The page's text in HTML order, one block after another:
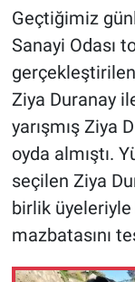
Geçtiğimiz
Sanayi Odası
Ziya Duranay
yarışmış Ziya
oyda almıştı.
seçilen Ziya
birlik
mazbatasını